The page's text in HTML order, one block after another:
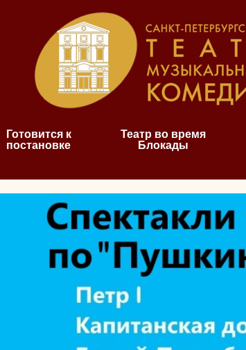
Готовится к
постановке
Театр во время
Блокады